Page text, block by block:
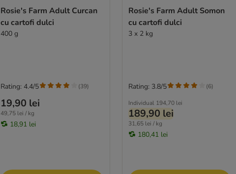
Rosie's Farm Adult Curcan
cu cartofi dulci
400 g
19,90 lei
49,75 lei / kg
18,91 lei
Rating: 4.4/5 (39)
Rosie's Farm Adult Somon
cu cartofi dulci
3 x 2 kg
Individual 194,70 lei
189,90 lei
31,65 lei / kg
180,41 lei
Rating: 3.8/5 (6)